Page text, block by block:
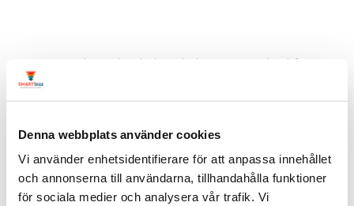
Denna webbplats använder cookies
Vi använder enhetsidentifierare för att anpassa innehållet
och annonserna till användarna, tillhandahålla funktioner
för sociala medier och analysera vår trafik. Vi
Linda Björck LinkedIn LinkedIn grupper Marknadsföring
personligt varumärke
Monica Nizich
2014/10/22 den 23:36
Har märkt att just Linkedin ger god respons på